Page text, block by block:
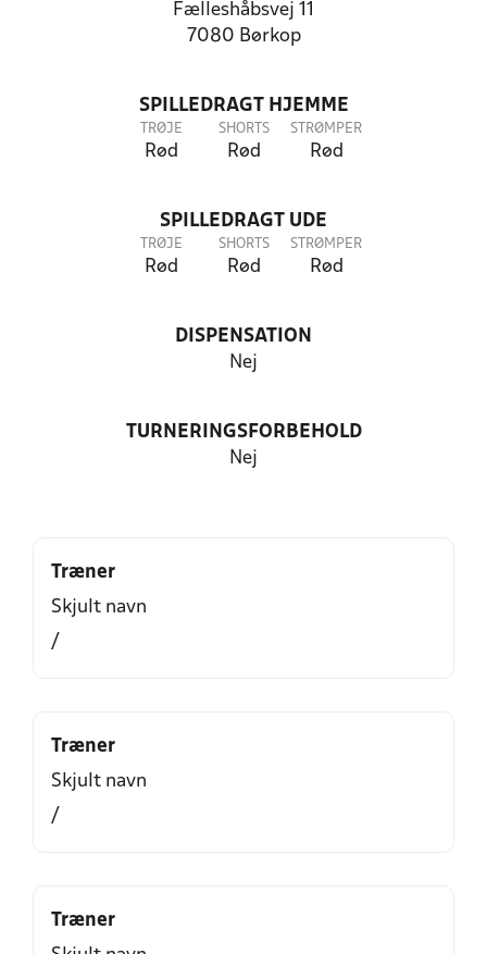
Fælleshåbsvej 11
7080 Børkop
SPILLEDRAGT HJEMME
TRØJE
Rød
SHORTS
Rød
STRØMPER
Rød
SPILLEDRAGT UDE
TRØJE
Rød
SHORTS
Rød
STRØMPER
Rød
DISPENSATION
Nej
TURNERINGSFORBEHOLD
Nej
Træner
Skjult navn
/
Træner
Skjult navn
/
Træner